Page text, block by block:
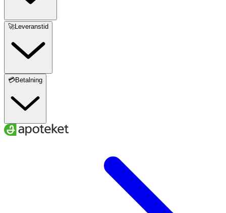
🚀Leveranstid
💳Betalning